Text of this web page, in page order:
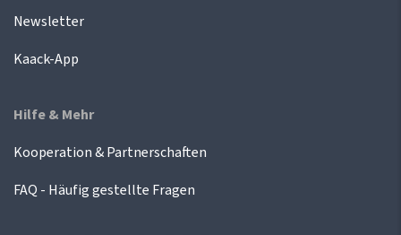
Newsletter
Kaack-App
Hilfe & Mehr
Kooperation & Partnerschaften
FAQ - Häufig gestellte Fragen